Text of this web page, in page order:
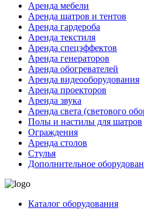
Аренда мебели
Аренда шатров и тентов
Аренда гардероба
Аренда текстиля
Аренда спецэффектов
Аренда генераторов
Аренда обогревателей
Аренда видеооборудования
Аренда проекторов
Аренда звука
Аренда света (светового
Полы и настилы для шатров
Ограждения
Аренда столов
Стулья
Дополнительное
Каталог оборудования